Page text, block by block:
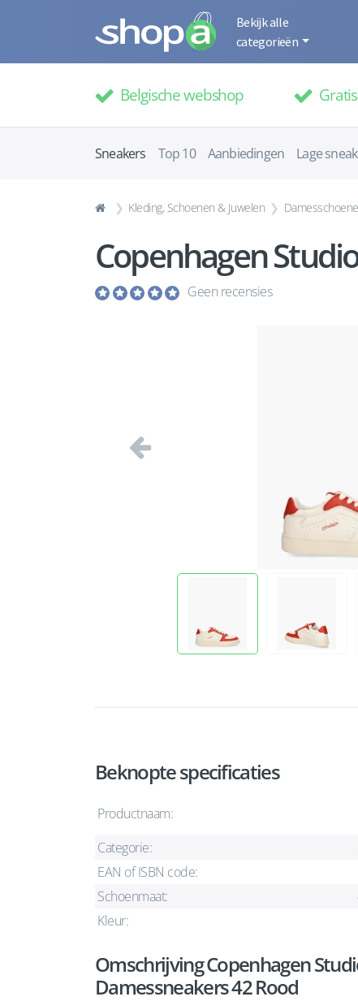
Bekijk alle
categorieën
Belgische webshop
Sneakers Top 10 Aanbiedingen Lage
Kleding, Schoenen & Juwelen
Copenhagen
Geen recensies
Vorige
Beknopte specificaties
Productnaam:
Categorie:
EAN of ISBN code:
Schoenmaat:
Kleur:
Omschrijving Copenhagen
Damessneakers 42 Rood